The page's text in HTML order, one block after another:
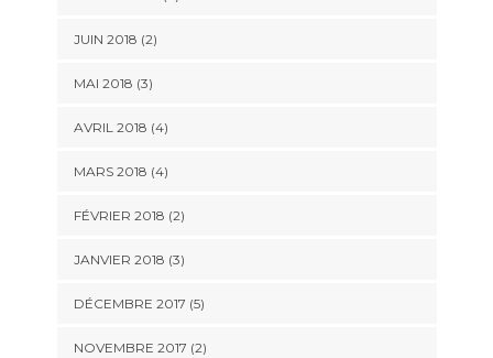
JUIN 2018 (2)
MAI 2018 (3)
AVRIL 2018 (4)
MARS 2018 (4)
FÉVRIER 2018 (2)
JANVIER 2018 (3)
DÉCEMBRE 2017 (5)
NOVEMBRE 2017 (2)